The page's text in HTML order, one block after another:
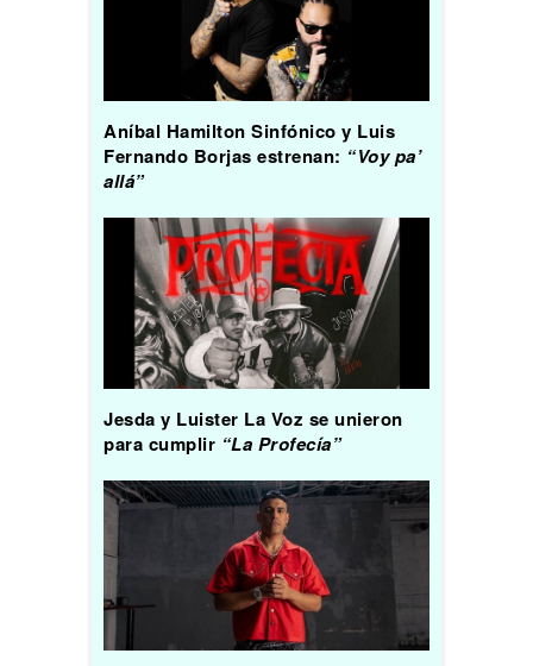
Aníbal Hamilton Sinfónico y Luis
Fernando Borjas estrenan: “Voy pa’
allá”
Jesda y Luister La Voz se unieron
para cumplir “La Profecía”